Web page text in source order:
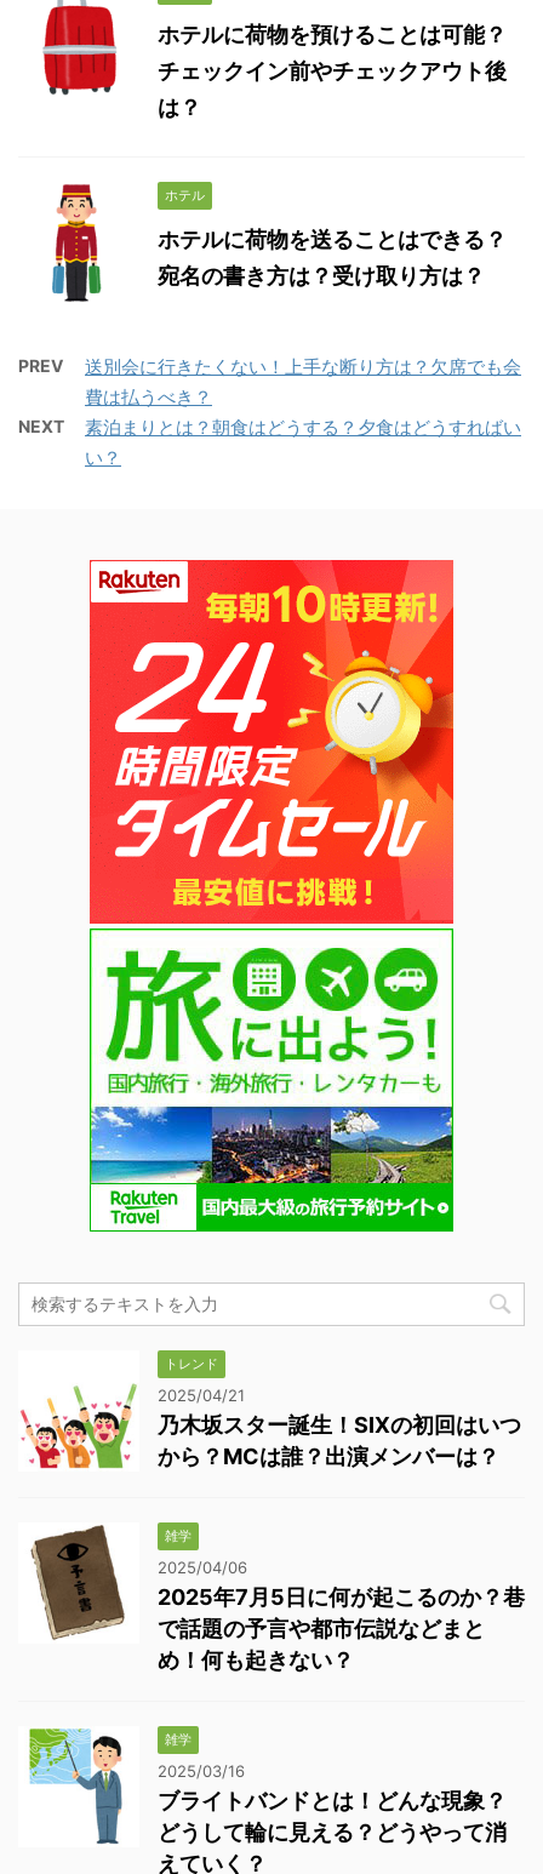
ホテルに荷物を預けることは可能？
チェックイン前やチェックアウト後
は？
ホテル
ホテルに荷物を送ることはできる？
宛名の書き方は？受け取り方は？
PREV
送別会に行きたくない！上手な断り方は？欠席でも会
費は払うべき？
NEXT
素泊まりとは？朝食はどうする？夕食はどうすればい
い？
トレンド
2025/04/21
乃木坂スター誕生！SIXの初回はいつ
から？MCは誰？出演メンバーは？
雑学
2025/04/06
2025年7月5日に何が起こるのか？巷
で話題の予言や都市伝説などまと
め！何も起きない？
雑学
2025/03/16
ブライトバンドとは！どんな現象？
どうして輪に見える？どうやって消
えていく？